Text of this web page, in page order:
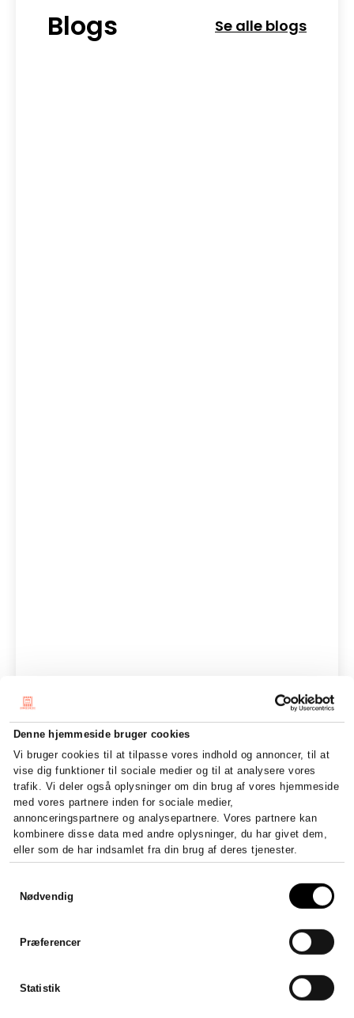
Denne hjemmeside bruger cookies
Vi bruger cookies til at tilpasse vores indhold og annoncer, til at
vise dig funktioner til sociale medier og til at analysere vores
trafik. Vi deler også oplysninger om din brug af vores hjemmeside
med vores partnere inden for sociale medier,
annonceringspartnere og analysepartnere. Vores partnere kan
kombinere disse data med andre oplysninger, du har givet dem,
eller som de har indsamlet fra din brug af deres tjenester.
Nødvendig
Præferencer
Statistik
Blogs Se alle blogs